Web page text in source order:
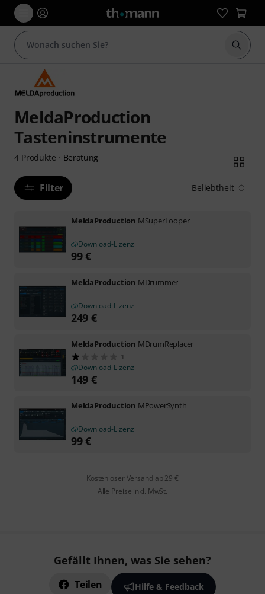
Suche
MeldaProduction
Tasteninstrumente
4 Produkte · Beratung
Filter Beliebtheit
MeldaProduction MSuperLooper
Download-Lizenz
99€
MeldaProduction MDrummer
Download-Lizenz
249 €
MeldaProduction MDrumReplacer
1
Download-Lizenz
149 €
MeldaProduction MPowerSynth
Download-Lizenz
99€
Kostenloser Versand ab 29 €
Alle Preise inkl. MwSt.
Gefällt Ihnen, was Sie sehen?
Teilen Hilfe & Feedback